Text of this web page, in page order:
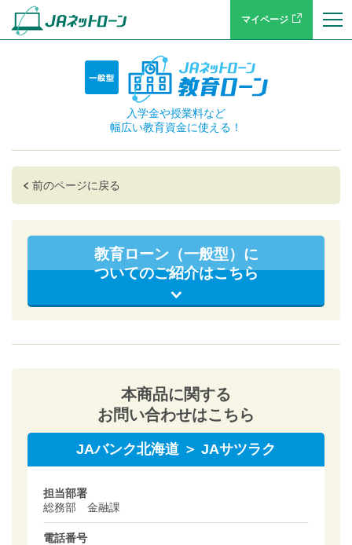
マイページ
入学金や授業料など
幅広い教育資金に使える！
前のページに戻る
教育ローン（一般型）に
ついてのご紹介はこちら
本商品に関する
お問い合わせはこちら
JAバンク北海道 ＞ JAサツラク
担当部署
総務部 金融課
電話番号